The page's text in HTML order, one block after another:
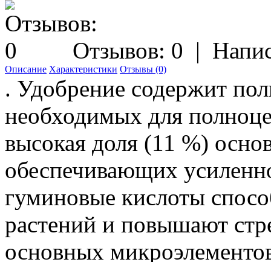
Отзывов: 0 |
Описание Характеристики Отзывы (0)
. Удобрение содержит
необходимых для
высокая доля (11 %)
обеспечивающих
гуминовые кислоты
растений и повышают
основных